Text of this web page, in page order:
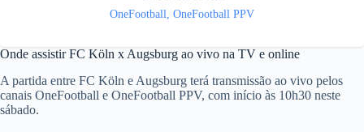
OneFootball, OneFootball PPV
Onde assistir FC Köln x Augsburg ao vivo na TV e online
A partida entre FC Köln e Augsburg terá transmissão ao vivo pelos
canais OneFootball e OneFootball PPV, com início às 10h30 neste
sábado.